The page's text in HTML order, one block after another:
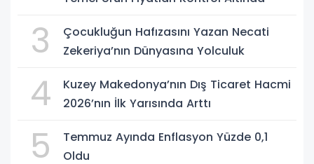
3
Çocukluğun Hafızasını Yazan Necati
Zekeriya’nın Dünyasına Yolculuk
4
Kuzey Makedonya’nın Dış Ticaret Hacmi
2026’nın İlk Yarısında Arttı
5
Temmuz Ayında Enflasyon Yüzde 0,1
Oldu